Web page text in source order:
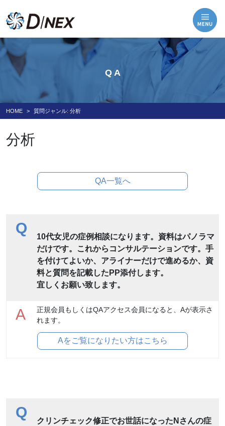
Q A
HOME 質問ジャンル: 分析
分析
QA一覧へ
Q
10代女児の症例相談になります。資料はパノラマ
だけです。これからコンサルテーションです。手
を付けてよいか、アライナーだけで進めるか、資
料と質問を記載したPP添付します。
宜しくお願い致します。
A
正規会員もしくはQAアクセス会員になると、Aが表示さ
れます。
Aをご覧になりたい方はこちら
Q
クリンチェック修正でお世話になったNさんの症